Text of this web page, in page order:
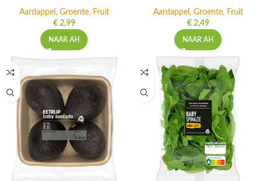
Aardappel, Groente, Fruit
€2,99
NAAR AH
Aardappel, Groente, Fruit
€2,49
NAAR AH